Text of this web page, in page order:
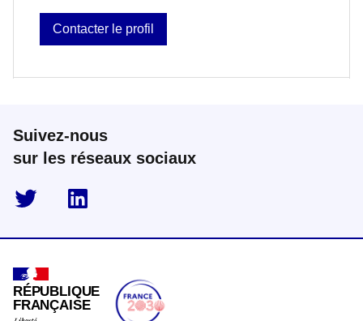
Contacter le profil
Suivez-nous
sur les réseaux sociaux
twitter
RÉPUBLIQUE
FRANÇAISE